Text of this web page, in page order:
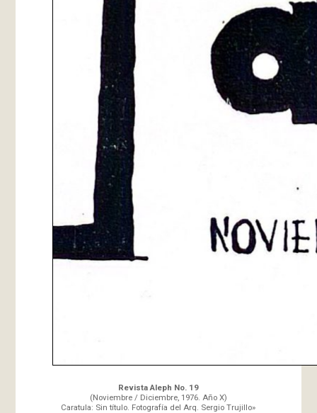
Revista Aleph No. 19
(Noviembre / Diciembre, 1976. Año X)
Caratula: Sin título. Fotografía del Arq. Sergio Trujillo»